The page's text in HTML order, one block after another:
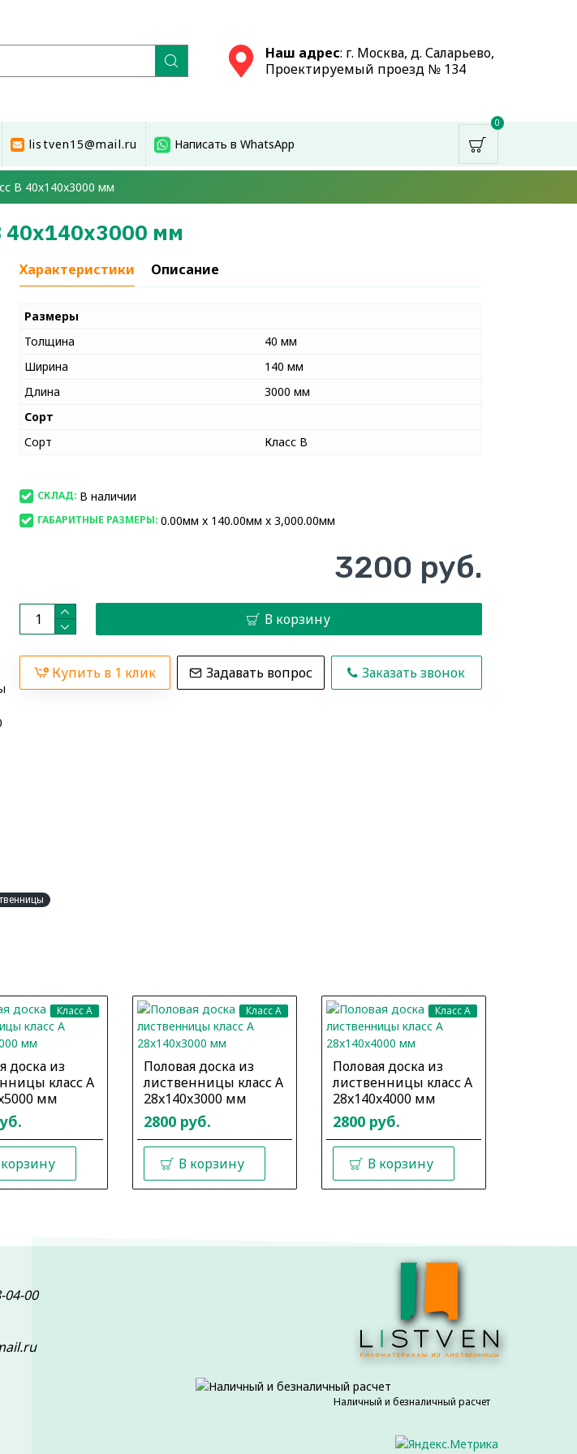
Наш адрес: г. Москва, д. Саларьево,
Проектируемый проезд № 134
listven15@mail.ru Написать в WhatsApp
0
В 40x140x3000 мм
40x140x3000 мм
Характеристики Описание
Размеры
Толщина
40 мм
Ширина
140 мм
Длина
3000 мм
Сорт
Сорт
Класс В
СКЛАД: В наличии
ГАБАРИТНЫЕ РАЗМЕРЫ: 0.00мм x 140.00мм x 3,000.00мм
3200 руб.
В корзину
Купить в 1 клик Задавать вопрос Заказать звонок
Класс A
доска из
класс А
мм
Класс A
Половая доска из
лиственницы класс А
28x140x3000 мм
2800 руб.
В корзину
Класс A
Половая доска из
лиственницы класс А
28x140x4000 мм
2800 руб.
В корзину
04-00
Наличный и безналичный расчет